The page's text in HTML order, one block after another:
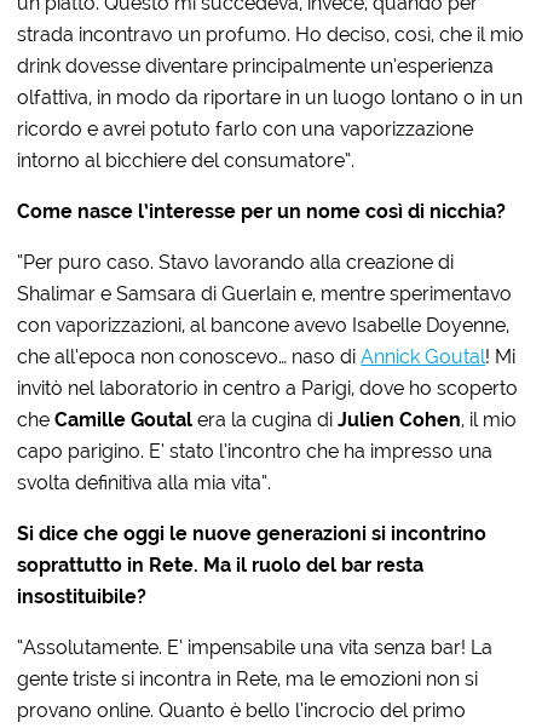
strada incontravo un profumo. Ho deciso, così, che il mio
drink dovesse diventare principalmente un’esperienza
olfattiva, in modo da riportare in un luogo lontano o in un
ricordo e avrei potuto farlo con una vaporizzazione
intorno al bicchiere del consumatore”.
Come nasce l’interesse per un nome così di nicchia?
“Per puro caso. Stavo lavorando alla creazione di
Shalimar e Samsara di Guerlain e, mentre sperimentavo
con vaporizzazioni, al bancone avevo Isabelle Doyenne,
che all’epoca non conoscevo… naso diAnnick Goutal! Mi
invitò nel laboratorio in centro a Parigi, dove ho scoperto
cheCamille Goutal era la cugina diJulien Cohen, il mio
capo parigino. E’ stato l’incontro che ha impresso una
svolta definitiva alla mia vita”.
Si dice che oggi le nuove generazioni si incontrino
soprattutto in Rete. Ma il ruolo del bar resta
insostituibile?
“Assolutamente. E’ impensabile una vita senza bar! La
gente triste si incontra in Rete, ma le emozioni non si
provano online. Quanto è bello l’incrocio del primo